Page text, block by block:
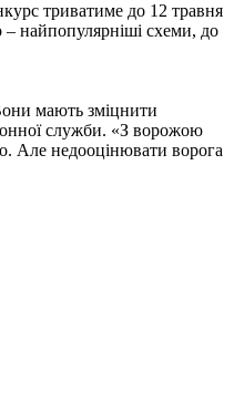
триватиме до 12 травня
– найпопулярніші схеми, до
мають зміцнити
служби. «З ворожою
Але недооцінювати ворога